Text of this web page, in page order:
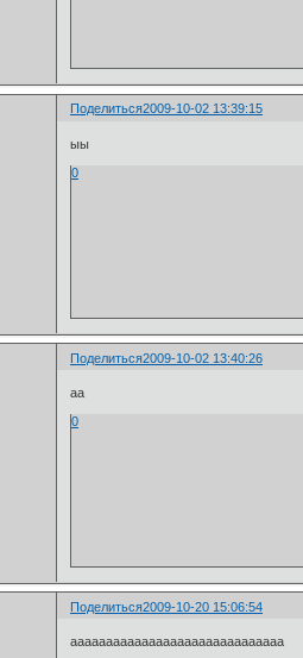
Поделиться2009-10-02 13:39:15
ыы
0
Поделиться2009-10-02 13:40:26
аа
0
Поделиться2009-10-20 15:06:54
аааааааааааааааааааааааааааааа